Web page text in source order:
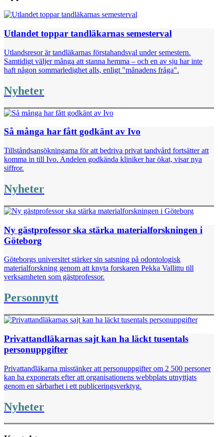
Utlandet toppar tandläkarnas semesterval
Utlandsresor är tandläkarnas förstahandsval under semestern.
Samtidigt väljer många att stanna hemma – och en av sju har inte
haft någon sommarledighet alls, enligt "månadens fråga".
Nyheter
Så många har fått godkänt av Ivo
Tillståndsansökningarna för att bedriva privat tandvård fortsätter att
komma in till Ivo. Andelen godkända kliniker har ökat, visar nya
siffror.
Nyheter
Ny gästprofessor ska stärka materialforskningen i
Göteborg
Göteborgs universitet stärker sin satsning på odontologisk
materialforskning genom att knyta forskaren Pekka Vallittu till
verksamheten som gästprofessor.
Personnytt
Privattandläkarnas sajt kan ha läckt tusentals
personuppgifter
Privattandläkarna misstänker att personuppgifter om 2 500 personer
kan ha exponerats efter att organisationens webbplats utnyttjats
genom en sårbarhet i ett publiceringsverktyg.
Nyheter